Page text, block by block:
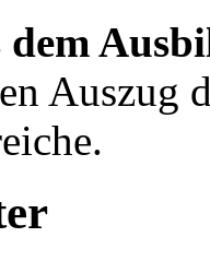
dem
Auszug